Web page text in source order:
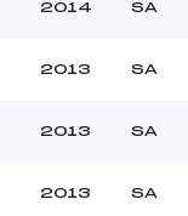
2014 SA
2013 SA
2013 SA
2013 SA